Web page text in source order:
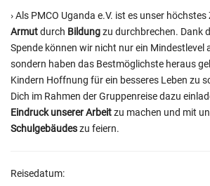
› Als PMCO Uganda e.V. ist es unser höchstes
Armutdurch Bildungzu durchbrechen. Dank
Spende können wir nicht nur ein Mindestlevel
sondern haben das Bestmöglichste heraus
Kindern Hoffnung für ein besseres Leben zu
Dich im Rahmen der Gruppenreise dazu
Eindruck unserer Arbeitzu machen und mit
Schulgebäudeszu feiern.
Reisedatum: